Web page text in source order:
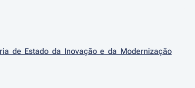
de Estado da Inovação e da Modernização